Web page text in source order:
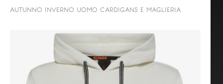
AUTUNNO INVERNO UOMO CARDIGANS E MAGLIERIA